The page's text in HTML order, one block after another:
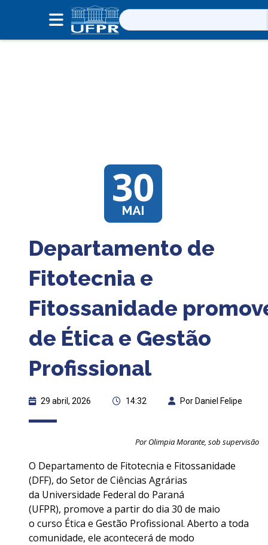
Pesquisar
por:
Departamento de
Fitotecnia e
Fitossanidade
de Ética e Gestão
Profissional
29 abril, 2026 14:32 Por Daniel Felipe
Por Olimpia Morante, sob supervisão
O Departamento de Fitotecnia e Fitossanidade
(DFF), do Setor de Ciências Agrárias
da Universidade Federal do Paraná
(UFPR), promove a partir do dia 30 de maio
o curso Ética e Gestão Profissional. Aberto a toda
comunidade, ele acontecerá de modo